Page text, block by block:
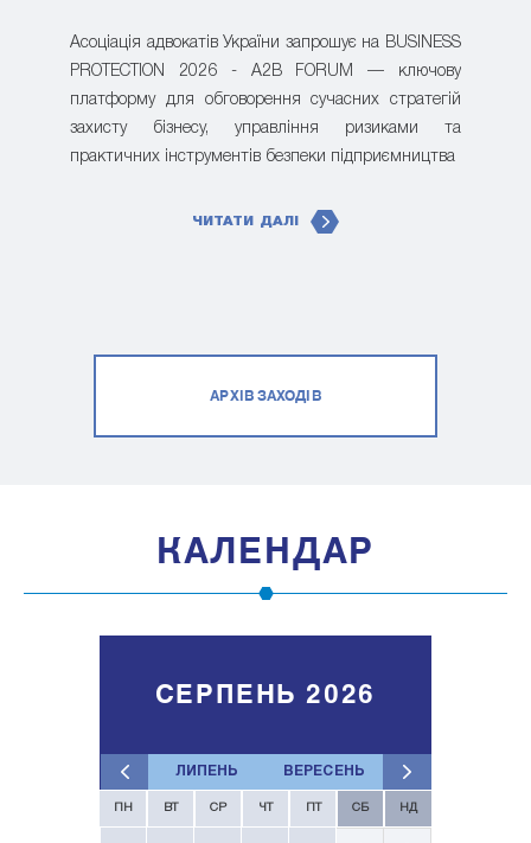
Асоціація адвокатів України запрошує на BUSINESS
PROTECTION 2026 - A2B FORUM — ключову
платформу для обговорення сучасних стратегій
захисту бізнесу, управління ризиками та
практичних інструментів безпеки підприємництва
ЧИТАТИ ДАЛІ
АРХІВ ЗАХОДІВ
КАЛЕНДАР
ЛИПЕНЬ ВЕРЕСЕНЬ
СЕРПЕНЬ 2026
ПН ВТ СР ЧТ ПТ СБ НД